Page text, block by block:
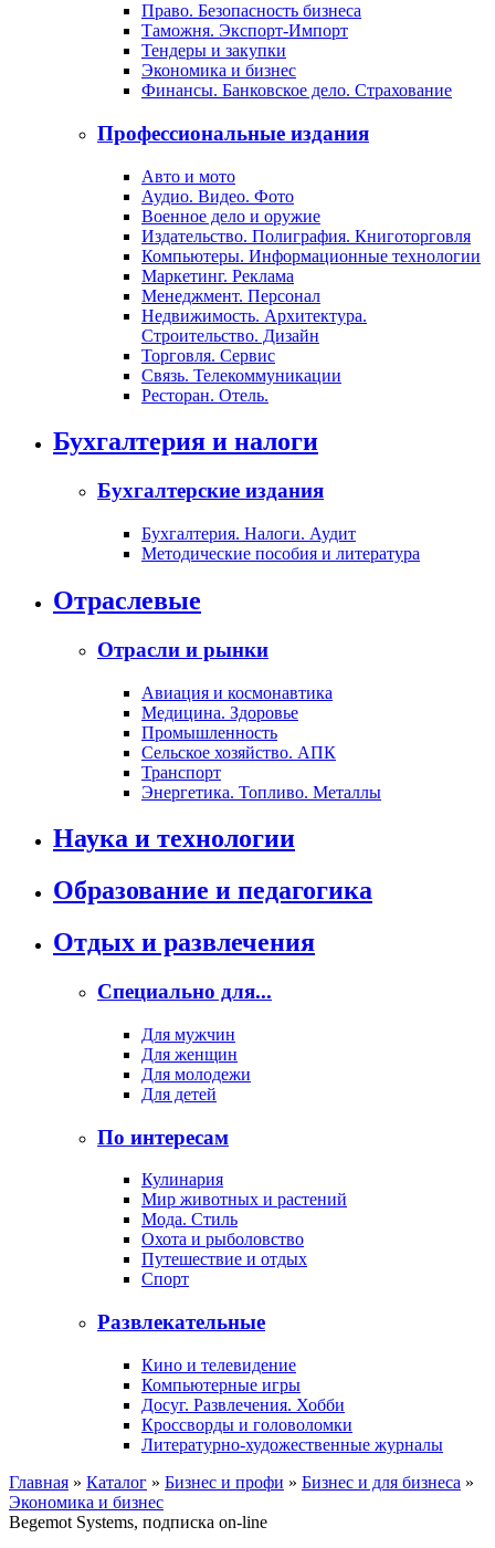
Право. Безопасность бизнеса
Таможня. Экспорт-Импорт
Тендеры и закупки
Экономика и бизнес
Финансы. Банковское дело. Страхование
Профессиональные издания
Авто и мото
Аудио. Видео. Фото
Военное дело и оружие
Издательство. Полиграфия. Книготорговля
Компьютеры. Информационные технологии
Маркетинг. Реклама
Менеджмент. Персонал
Недвижимость. Архитектура.
Строительство. Дизайн
Торговля. Сервис
Связь. Телекоммуникации
Ресторан. Отель.
Бухгалтерия и налоги
Бухгалтерские издания
Бухгалтерия. Налоги. Аудит
Методические пособия и литература
Отраслевые
Отрасли и рынки
Авиация и космонавтика
Медицина. Здоровье
Промышленность
Сельское хозяйство. АПК
Транспорт
Энергетика. Топливо. Металлы
Наука и технологии
Образование и педагогика
Отдых и развлечения
Специально для...
Для мужчин
Для женщин
Для молодежи
Для детей
По интересам
Кулинария
Мир животных и растений
Мода. Стиль
Охота и рыболовство
Путешествие и отдых
Спорт
Развлекательные
Кино и телевидение
Компьютерные игры
Досуг. Развлечения. Хобби
Кроссворды и головоломки
Литературно-художественные журналы
Главная » Каталог » Бизнес и профи » Бизнес и для бизнеса »
Экономика и бизнес
Begemot Systems, подписка on-line